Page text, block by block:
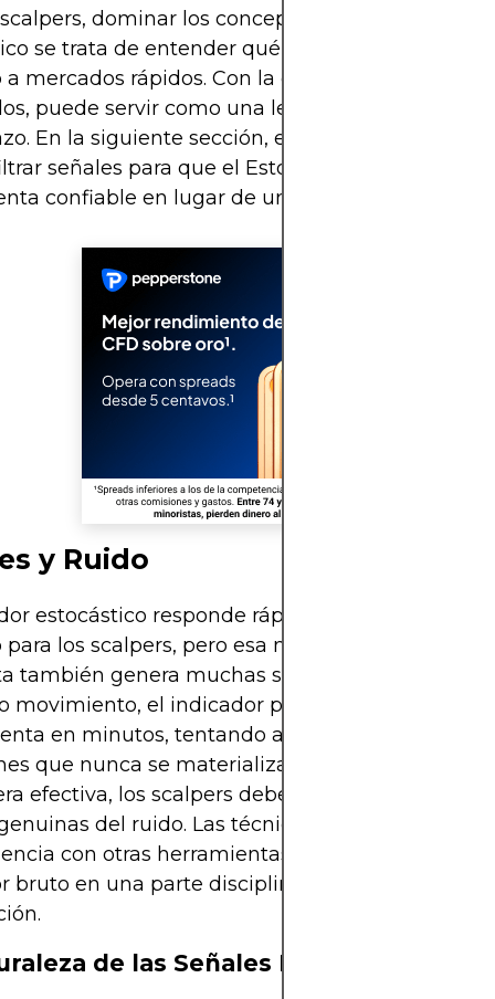
dominar los conceptos básicos del
se trata de entender qué mide el indicador y
a mercados rápidos. Con la configuración y el
puede servir como una lente precisa en el
En la siguiente sección, exploraremos cómo
señales para que el Estocástico se convierta
confiable en lugar de una distracción
y Ruido
estocástico responde rápidamente, lo que lo
los scalpers, pero esa misma capacidad de
también genera muchas señales falsas. En
movimiento, el indicador puede pasar de
en minutos, tentando a los comerciantes a
que nunca se materializan. Para utilizar el
efectiva, los scalpers deben aprender a
del ruido. Las técnicas de filtrado, el
con otras herramientas ayudan a
bruto en una parte disciplinada de un plan de
de las Señales Falsas